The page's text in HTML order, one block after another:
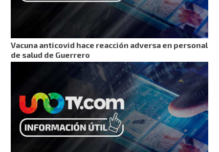
Vacuna anticovid hace reacción adversa en personal
de salud de Guerrero